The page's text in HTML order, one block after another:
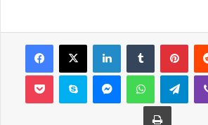
Facebook
X LinkedInTumblr
Pocket Skype MessengerWhatsApp
Yazdır